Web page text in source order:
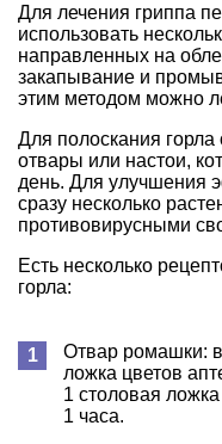
Для лечения гриппа
использовать
направленных на
закапывание и
этим методом можно
Для полоскания
отвары или настои,
день. Для улучшения
сразу несколько
противовирусными
Есть несколько
горла:
Отвар ромашки:
ложка цветов
1 столовая
1 часа.